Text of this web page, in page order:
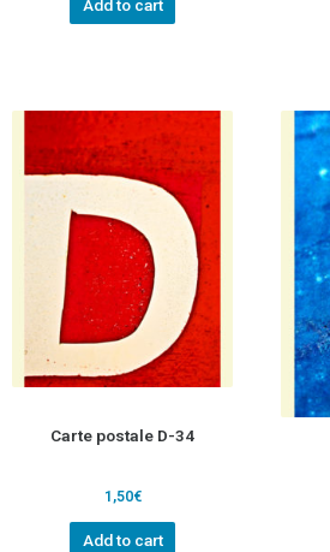
Add to cart
Carte postale D-34
1,50€
Add to cart